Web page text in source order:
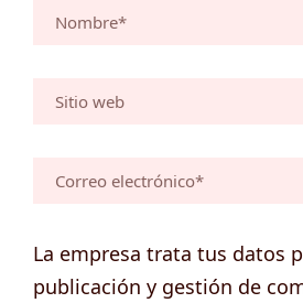
La empresa trata tus datos
publicación y gestión de